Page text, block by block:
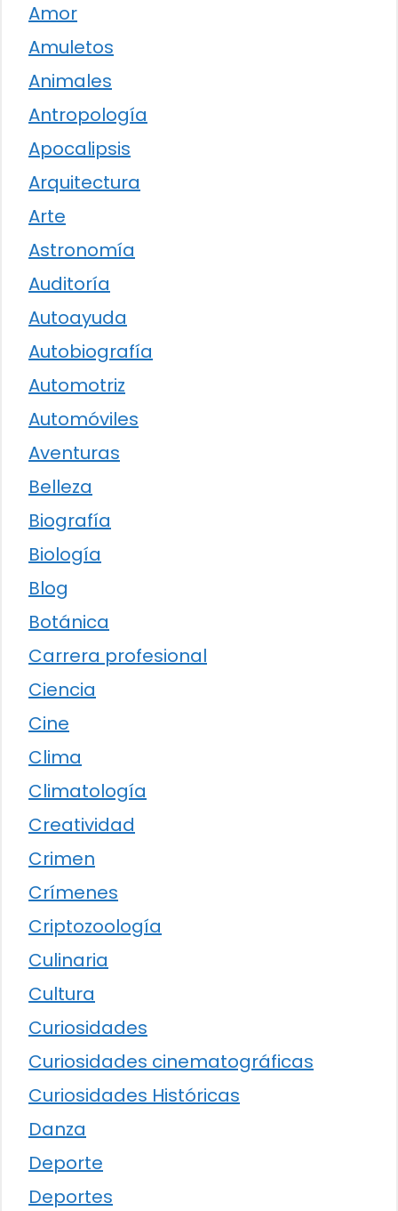
Amor
Amuletos
Animales
Antropología
Apocalipsis
Arquitectura
Arte
Astronomía
Auditoría
Autoayuda
Autobiografía
Automotriz
Automóviles
Aventuras
Belleza
Biografía
Biología
Blog
Botánica
Carrera profesional
Ciencia
Cine
Clima
Climatología
Creatividad
Crimen
Crímenes
Criptozoología
Culinaria
Cultura
Curiosidades
Curiosidades cinematográficas
Curiosidades Históricas
Danza
Deporte
Deportes